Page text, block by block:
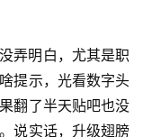
弄明白，尤其是职
提示，光看数字头
翻了半天贴吧也没
说实话，升级翅膀